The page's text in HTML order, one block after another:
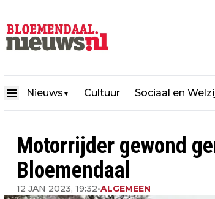
Nieuws ▼ Cultuur Sociaal en
Motorrijder gewond
Bloemendaal
12 JAN 2023, 19:32•ALGEMEEN